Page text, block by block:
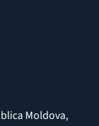
Moldova,